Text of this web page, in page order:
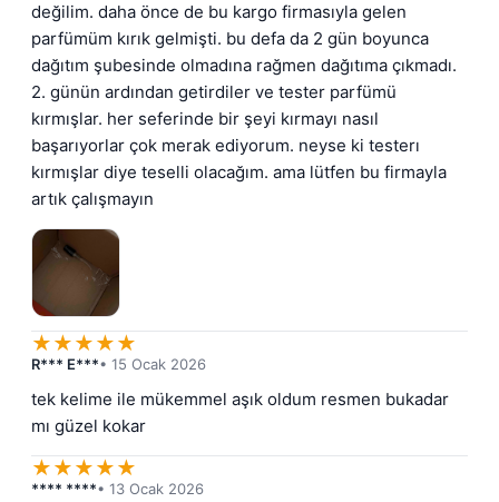
değilim. daha önce de bu kargo firmasıyla gelen
parfümüm kırık gelmişti. bu defa da 2 gün boyunca
dağıtım şubesinde olmadına rağmen dağıtıma çıkmadı.
2. günün ardından getirdiler ve tester parfümü
kırmışlar. her seferinde bir şeyi kırmayı nasıl
başarıyorlar çok merak ediyorum. neyse ki testerı
kırmışlar diye teselli olacağım. ama lütfen bu firmayla
artık çalışmayın
★★★★★
R*** E***• 15 Ocak 2026
tek kelime ile mükemmel aşık oldum resmen bukadar
mı güzel kokar
★★★★★
**** ****• 13 Ocak 2026